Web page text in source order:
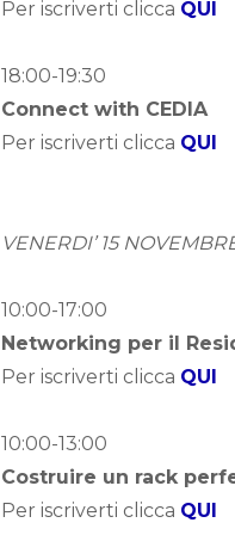
Per iscriverti clicca QUI
18:00-19:30
Connect with CEDIA
Per iscriverti clicca QUI
VENERDI’ 15
10:00-17:00
Networking per il
Per iscriverti clicca QUI
10:00-13:00
Costruire un rack
Per iscriverti clicca QUI